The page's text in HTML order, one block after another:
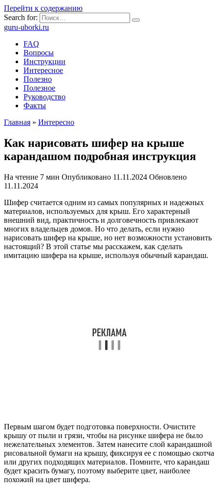
Перейти к содержанию
Search for:
guru-uborki.ru
FAQ
Вопросы
Инструкции
Интересное
Полезно
Полезное
Руководство
Факты
Главная » Интересно
Как нарисовать шифер на крыше
карандашом подробная инструкция
На чтение 7 мин Опубликовано 11.11.2024 Обновлено
11.11.2024
Шифер считается одним из самых популярных и надежных
материалов, используемых для крыш. Его характерный
внешний вид, практичность и долговечность привлекают
многих владельцев домов. Но что делать, если нужно
нарисовать шифер на крыше, но нет возможности установить
настоящий? В этой статье мы расскажем, как сделать
имитацию шифера на крыше, используя обычный карандаш.
Первым шагом будет подготовка поверхности. Очистите
крышу от пыли и грязи, чтобы на рисунке шифера не было
нежелательных элементов. Затем нанесите слой карандашной
рисовальной бумаги на крышу, фиксируя ее с помощью скотча
или других подходящих материалов. Помните, что карандаш
будет красить бумагу, поэтому выберите цвет, наиболее
похожий на цвет шифера.